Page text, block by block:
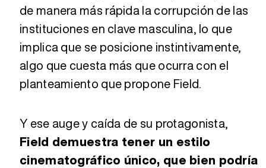
de manera más rápida la corrupción de las
instituciones en clave masculina, lo que
implica que se posicione instintivamente,
algo que cuesta más que ocurra con el
planteamiento que propone Field.
Y ese auge y caída de su protagonista,
Field demuestra tener un estilo
cinematográfico único, que bien podría